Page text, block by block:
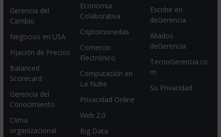
Gerencia del
Cambio
Negocios en USA
Fijación de Precios
Balanced
Scorecard
Gerencia del
Conocimiento
Clima
organizacional
Economia
Colaborativa
Criptomonedas
Comercio
Electrónico
Computación en
La Nube
Privacidad Online
Web 2.0
Big Data
Escribir en
deGerencia
Aliados
deGerencia
TecnoGerencia.co
m
Su Privacidad